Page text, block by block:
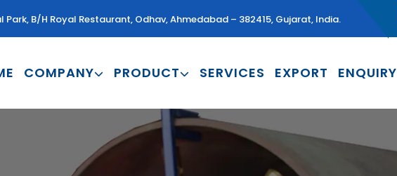
Park, B/H Royal Restaurant, Odhav, Ahmedabad – 382415, Gujarat, India.
COMPANY PRODUCT SERVICES EXPORT ENQUIRY